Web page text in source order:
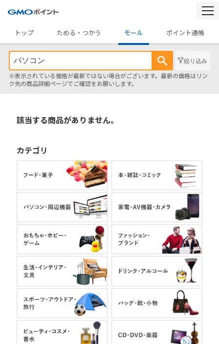
トップ
ためる・つかう モール ポイント通帳
絞り込み
※表示されている価格が最新ではない場合がございます。最新の価格はリン
ク先の商品詳細ページでご確認をお願いします。
該当する商品がありません。
カテゴリ